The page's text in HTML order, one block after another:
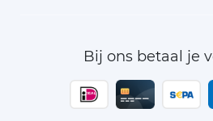
Bij ons betaal je